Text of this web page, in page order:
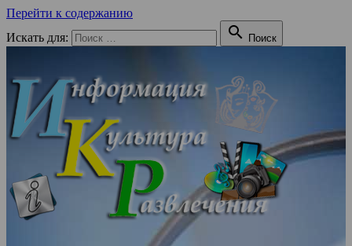
Перейти к содержанию
Искать для:
 Поиск